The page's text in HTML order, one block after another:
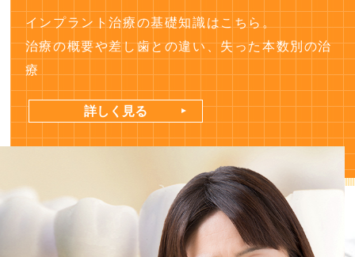
インプラント治療の基礎知識はこちら。
治療の概要や差し歯との違い、失った本数別の治
療
詳しく見る